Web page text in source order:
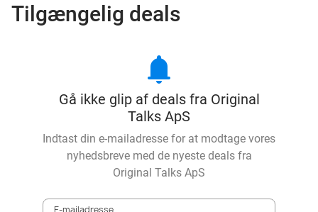
Tilgængelig deals
notifications
Gå ikke glip af deals fra Original
Talks ApS
Indtast din e-mailadresse for at modtage vores
nyhedsbreve med de nyeste deals fra
Original Talks ApS
E-mailadresse